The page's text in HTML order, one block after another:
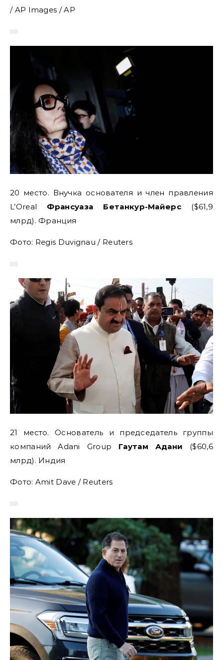
/ AP Images / AP
20 место. Внучка основателя и член правления
L’Oreal Франсуаза Бетанкур-Майерс($61,9
млрд). Франция
Фото: Regis Duvignau / Reuters
21 место. Основатель и председатель группы
компаний Adani Group Гаутам Адани ($60,6
млрд). Индия
Фото: Amit Dave / Reuters